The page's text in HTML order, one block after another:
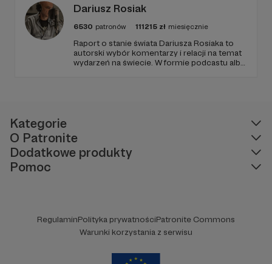
Dariusz Rosiak
6530 patronów 111215 zł miesięcznie
Raport o stanie świata Dariusza Rosiaka to
autorski wybór komentarzy i relacji na temat
wydarzeń na świecie. W formie podcastu albo
Kategorie
O Patronite
Dodatkowe produkty
Pomoc
RegulaminPolityka prywatnościPatronite Commons
Warunki korzystania z serwisu